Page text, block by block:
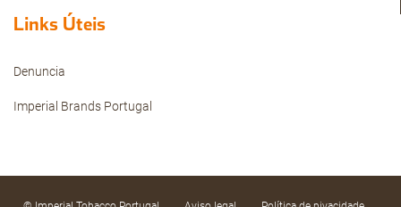
Links Úteis
Denuncia
Imperial Brands Portugal